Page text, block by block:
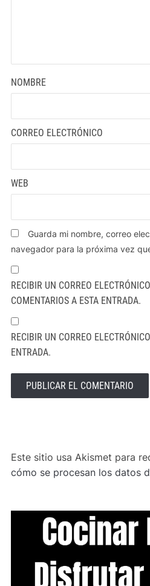
NOMBRE
CORREO ELECTRÓNICO
WEB
Guarda mi nombre, correo
navegador para la próxima vez
RECIBIR UN CORREO
COMENTARIOS A ESTA ENTRADA.
RECIBIR UN CORREO
ENTRADA.
Este sitio usa Akismet para
cómo se procesan los datos